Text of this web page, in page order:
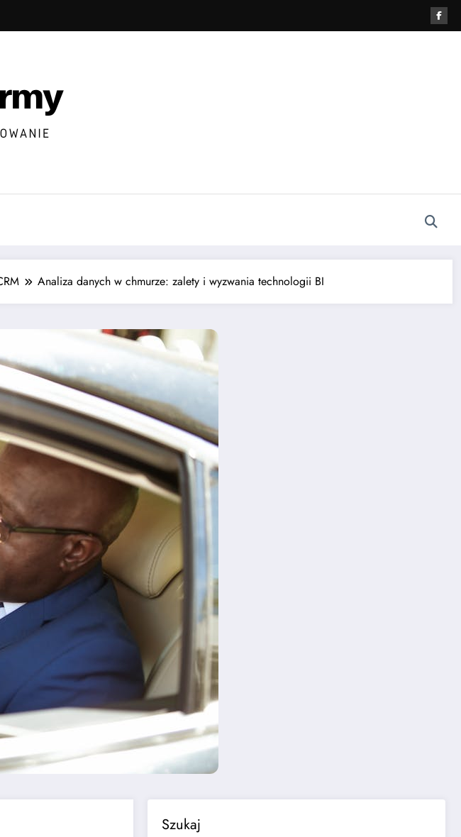
Analiza danych w chmurze: zalety i wyzwania technologii BI
Szukaj